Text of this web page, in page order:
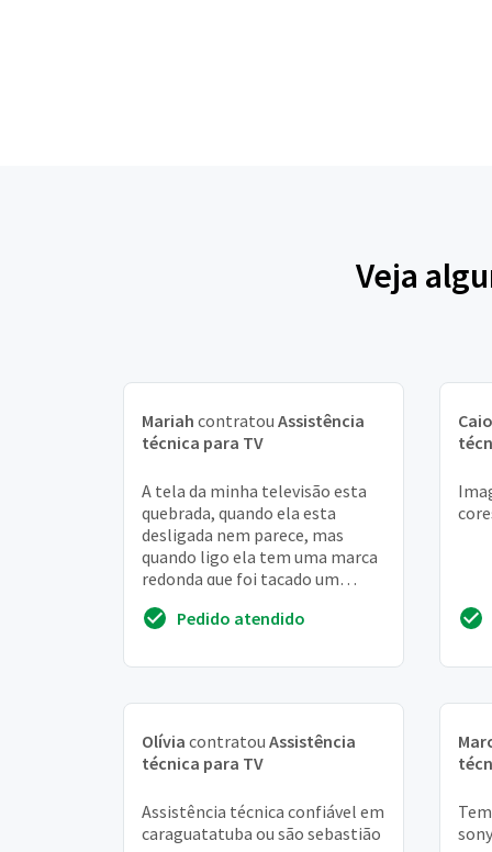
Veja
Mariah contratou Assistência
técnica para TV
A tela da minha televisão esta
quebrada, quando ela esta
desligada nem parece, mas
quando ligo ela tem uma marca
redonda que foi tacado um
conserto, o que f...
Pedido atendido
Caio
Olívia contratou Assistência
técnica para TV
Assistência técnica confiável em
caraguatatuba ou são sebastião